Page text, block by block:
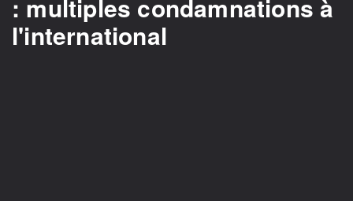
: multiples condamnations à
l'international